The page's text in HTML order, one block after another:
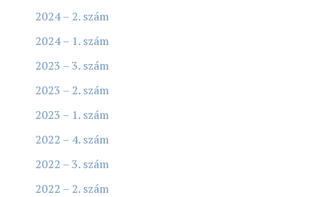
2024 – 2. szám
2024 – 1. szám
2023 – 3. szám
2023 – 2. szám
2023 – 1. szám
2022 – 4. szám
2022 – 3. szám
2022 – 2. szám